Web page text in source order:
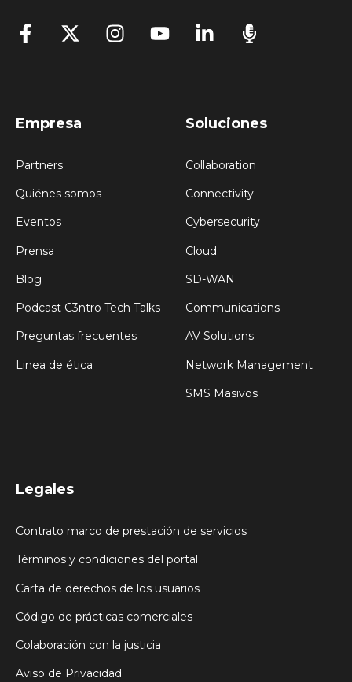
Empresa
Partners
Quiénes somos
Eventos
Prensa
Blog
Podcast C3ntro Tech Talks
Preguntas frecuentes
Linea de ética
Soluciones
Collaboration
Connectivity
Cybersecurity
Cloud
SD-WAN
Communications
AV Solutions
Network Management
SMS Masivos
Legales
Contrato marco de prestación de servicios
Términos y condiciones del portal
Carta de derechos de los usuarios
Código de prácticas comerciales
Colaboración con la justicia
Aviso de Privacidad